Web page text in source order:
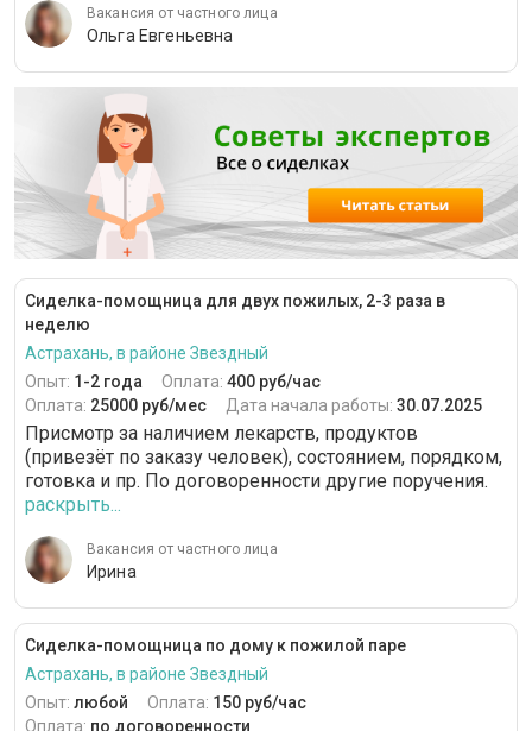
Вакансия от частного лица
Ольга Евгеньевна
Сиделка-помощница для двух пожилых, 2-3 раза в
неделю
Астрахань, в районе Звездный
Опыт: 1-2 года Оплата: 400 руб/час
Оплата: 25000 руб/мес Дата начала работы: 30.07.2025
Присмотр за наличием лекарств, продуктов
(привезёт по заказу человек), состоянием, порядком,
готовка и пр. По договоренности другие поручения.
раскрыть...
Вакансия от частного лица
Ирина
Сиделка-помощница по дому к пожилой паре
Астрахань, в районе Звездный
Опыт: любой Оплата: 150 руб/час
Оплата: по договоренности